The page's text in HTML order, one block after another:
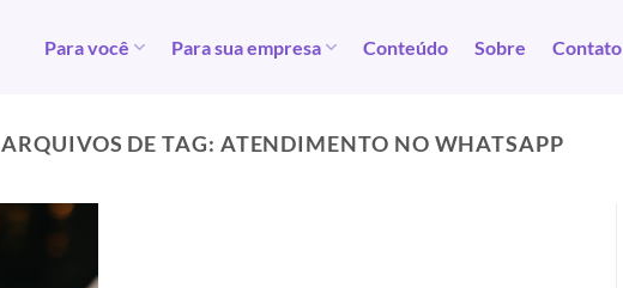
Para você Para sua empresa Conteúdo Sobre Contato
ARQUIVOS DE TAG: ATENDIMENTO NO WHATSAPP